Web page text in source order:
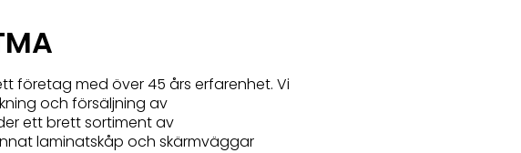
företag med över 45 års erfarenhet. Vi
och försäljning av
ett brett sortiment av
laminatskåp och skärmväggar